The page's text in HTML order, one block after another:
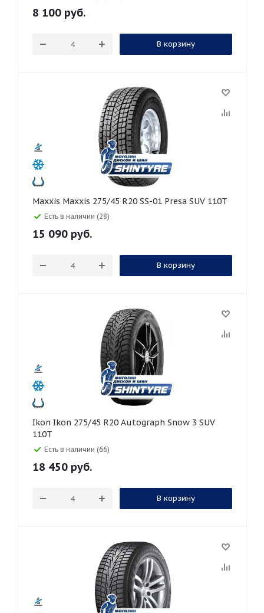
8 100 руб.
В корзину
Maxxis Maxxis 275/45 R20 SS-01 Presa SUV 110T
Есть в наличии (28)
15 090 руб.
В корзину
Ikon Ikon 275/45 R20 Autograph Snow 3 SUV
110T
Есть в наличии (66)
18 450 руб.
В корзину